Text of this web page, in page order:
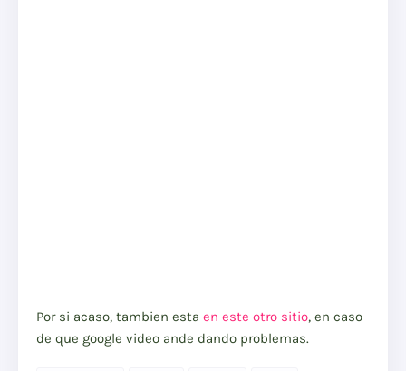
Por si acaso, tambien esta en este otro sitio, en caso
de que google video ande dando problemas.